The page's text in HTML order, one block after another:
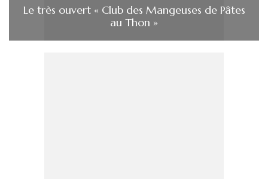
Le très ouvert « Club des Mangeuses de Pâtes
au Thon »